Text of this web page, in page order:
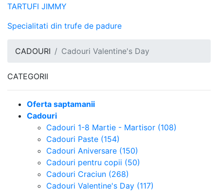
TARTUFI JIMMY
Specialitati din trufe de padure
CADOURI Cadouri Valentine's Day
CATEGORII
Oferta saptamanii
Cadouri
Cadouri 1-8 Martie - Martisor (108)
Cadouri Paste (154)
Cadouri Aniversare (150)
Cadouri pentru copii (50)
Cadouri Craciun (268)
Cadouri Valentine's Day (117)